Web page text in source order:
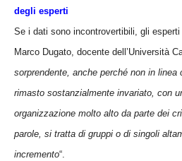
degli esperti
Se i dati sono incontrovertibili, gli
Marco Dugato, docente dell’Università
sorprendente, anche perché non in
rimasto sostanzialmente invariato, con
organizzazione molto alto da parte dei
parole, si tratta di gruppi o di singoli
incremento“.